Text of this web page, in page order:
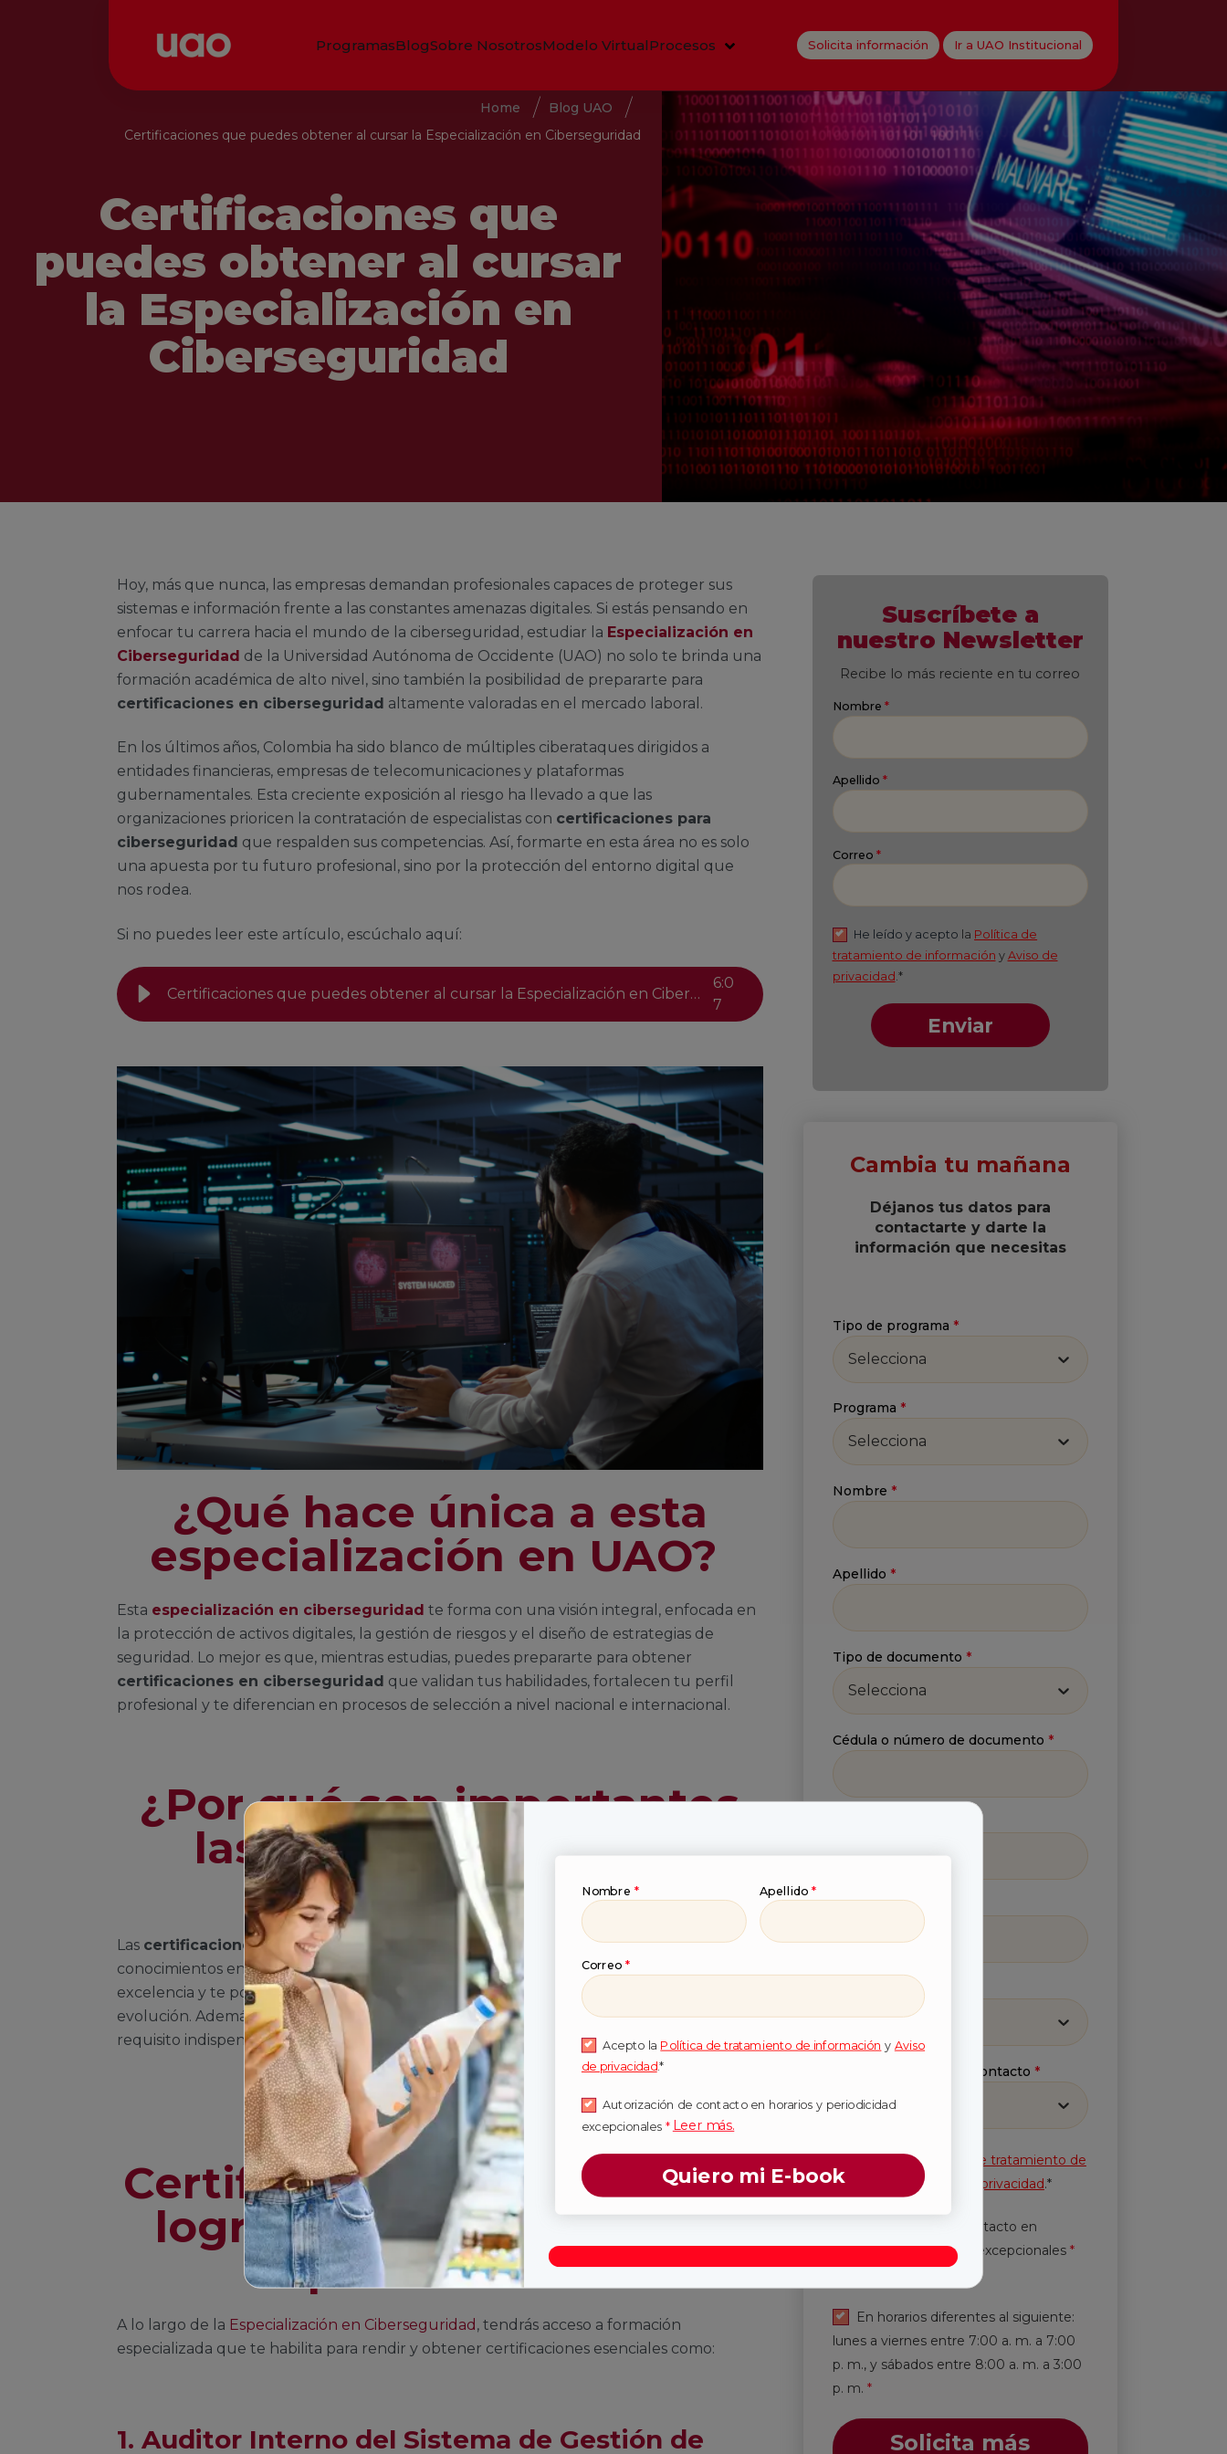
ProgramasBlogSobre NosotrosModelo VirtualProcesos Solicita información Ir a UAO Institucional
Certificaciones que
puedes obtener al cursar
la Especialización en
Ciberseguridad
Home
Blog UAO
Certificaciones que puedes obtener al cursar la Especialización en Ciberseguridad
Hoy, más que nunca, las empresas demandan profesionales capaces de proteger sus
sistemas e información frente a las constantes amenazas digitales. Si estás pensando en
enfocar tu carrera hacia el mundo de la ciberseguridad, estudiar la Especialización en
Ciberseguridad de la Universidad Autónoma de Occidente (UAO) no solo te brinda una
formación académica de alto nivel, sino también la posibilidad de prepararte para
certificaciones en ciberseguridad altamente valoradas en el mercado laboral.
En los últimos años, Colombia ha sido blanco de múltiples ciberataques dirigidos a
entidades financieras, empresas de telecomunicaciones y plataformas
gubernamentales. Esta creciente exposición al riesgo ha llevado a que las
organizaciones prioricen la contratación de especialistas con certificaciones para
ciberseguridad que respalden sus competencias. Así, formarte en esta área no es solo
una apuesta por tu futuro profesional, sino por la protección del entorno digital que
nos rodea.
Si no puedes leer este artículo, escúchalo aquí:
Certificaciones que puedes obtener al cursar la Especialización en Ciberseguridad
6:0
7
¿Qué hace única a esta
especialización en UAO?
Esta especialización en ciberseguridad te forma con una visión integral, enfocada en
la protección de activos digitales, la gestión de riesgos y el diseño de estrategias de
seguridad. Lo mejor es que, mientras estudias, puedes prepararte para obtener
certificaciones en ciberseguridad que validan tus habilidades, fortalecen tu perfil
profesional y te diferencian en procesos de selección a nivel nacional e internacional.
¿Por qué son importantes
las certificaciones en
ciberseguridad?
Las certificaciones para ciberseguridad
son credenciales que validan tus
conocimientos en áreas específicas del campo. Demuestran tu compromiso con la
excelencia y te posicionan de forma competitiva en un entorno laboral en constante
evolución. Además, muchas organizaciones consideran estas credenciales como un
requisito indispensable al contratar talento especializado.
Certificaciones que puedes
lograr mientras cursas la
especialización
A lo largo de la Especialización en Ciberseguridad , tendrás acceso a formación
especializada que te habilita para rendir y obtener certificaciones esenciales como:
1. Auditor Interno del Sistema de Gestión de
Suscríbete a
Correo *
He leído y acepto
Cambia tu mañana
Déjanos tus datos para
contactarte y darte la
información que necesitas
Tipo de programa *
Selecciona
Programa *
Selecciona
Nombre *
Apellido *
Tipo de documento *
Selecciona
Cédula o número de documento *
Correo *
Selecciona
Método preferido de contacto *
Selecciona
Acepto laPolítica de tratamiento de
información
yAviso de privacidad.*
Autorización de contacto en
horarios y periodicidad excepcionales *
En horarios diferentes al siguiente:
lunes a viernes entre 7:00 a. m. a 7:00
p. m., y sábados entre 8:00 a. m. a 3:00
p. m. *
Solicita más
Nombre * Apellido *
Correo *
Acepto la Política de tratamiento de información y Aviso
de privacidad.*
Autorización de contacto en horarios y periodicidad
excepcionales * Leer más.
Quiero mi E-book